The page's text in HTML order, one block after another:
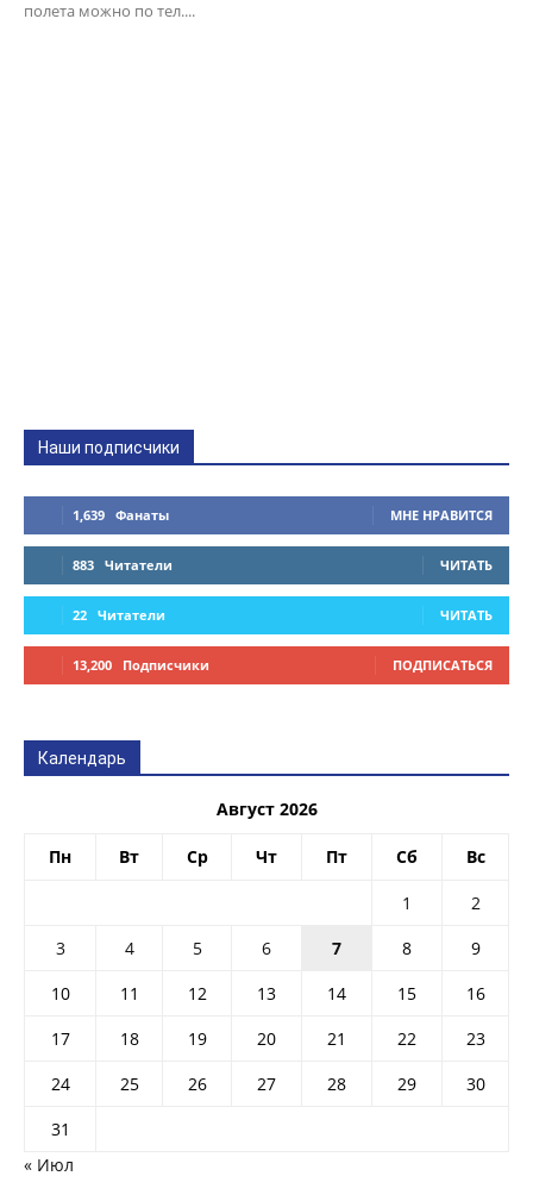
полета можно по тел....
Наши подписчики
1,639 Фанаты МНЕ НРАВИТСЯ
883 Читатели ЧИТАТЬ
22 Читатели ЧИТАТЬ
13,200 Подписчики ПОДПИСАТЬСЯ
Календарь
Август 2026
Пн Вт Ср Чт Пт Сб Вс
1
2
3
4 5 6 7 8
9
10
11 12 13 14 15
16
17
18 19 20 21 22
23
24
25 26 27 28 29
30
31
« Июл